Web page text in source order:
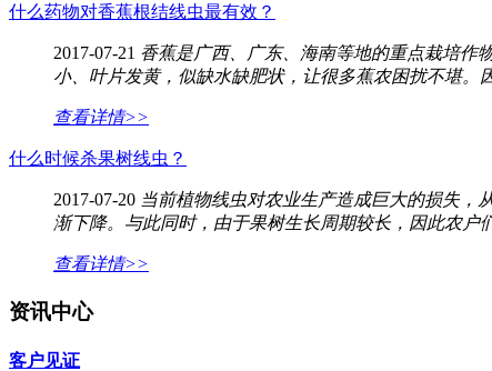
什么药物对香蕉根结线虫最有效？
2017-07-21 香蕉是广西、广东、海南等地的重点栽培作
小、叶片发黄，似缺水缺肥状，让很多蕉农困扰不堪
查看详情>>
什么时候杀果树线虫？
2017-07-20 当前植物线虫对农业生产造成巨大的损失，
渐下降。与此同时，由于果树生长周期较长，因此农户
查看详情>>
资讯中心
客户见证